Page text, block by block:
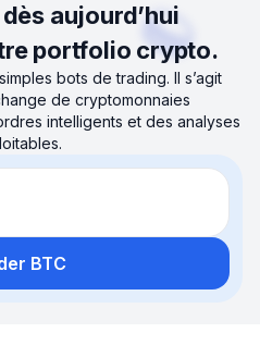
aujourd’hui
portfolio crypto.
bots de trading. Il s’agit
de cryptomonnaies
intelligents et des analyses
BTC